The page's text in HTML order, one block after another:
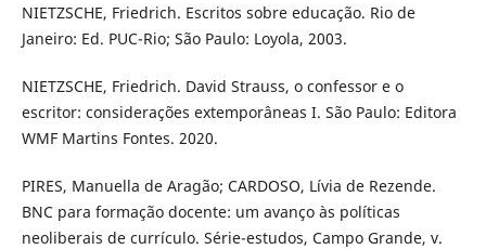
NIETZSCHE, Friedrich. Escritos sobre educação. Rio de
Janeiro: Ed. PUC-Rio; São Paulo: Loyola, 2003.
NIETZSCHE, Friedrich. David Strauss, o confessor e o
escritor: considerações extemporâneas I. São Paulo: Editora
WMF Martins Fontes. 2020.
PIRES, Manuella de Aragão; CARDOSO, Lívia de Rezende.
BNC para formação docente: um avanço às políticas
neoliberais de currículo. Série-estudos, Campo Grande, v.